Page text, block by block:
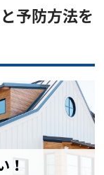
予防方法を